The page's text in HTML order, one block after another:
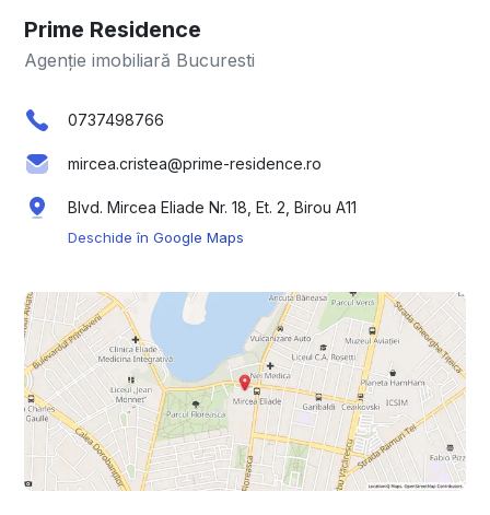
Prime Residence
Agenție imobiliară Bucuresti
0737498766
mircea.cristea@prime-residence.ro
Blvd. Mircea Eliade Nr. 18, Et. 2, Birou A11
Deschide în Google Maps